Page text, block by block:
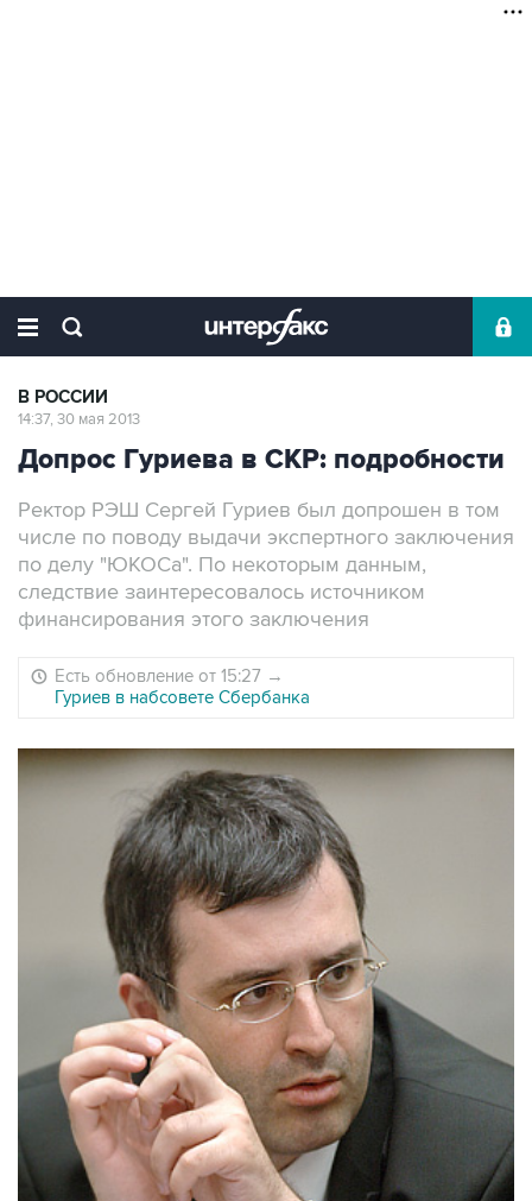
В РОССИИ
14:37, 30 мая 2013
Допрос Гуриева в СКР: подробности
Ректор РЭШ Сергей Гуриев был допрошен в том
числе по поводу выдачи экспертного заключения
по делу "ЮКОСа". По некоторым данным,
следствие заинтересовалось источником
финансирования этого заключения
Есть обновление от 15:27 →
Гуриев в набсовете Сбербанка